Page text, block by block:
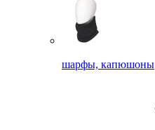
шарфы, капюшоны